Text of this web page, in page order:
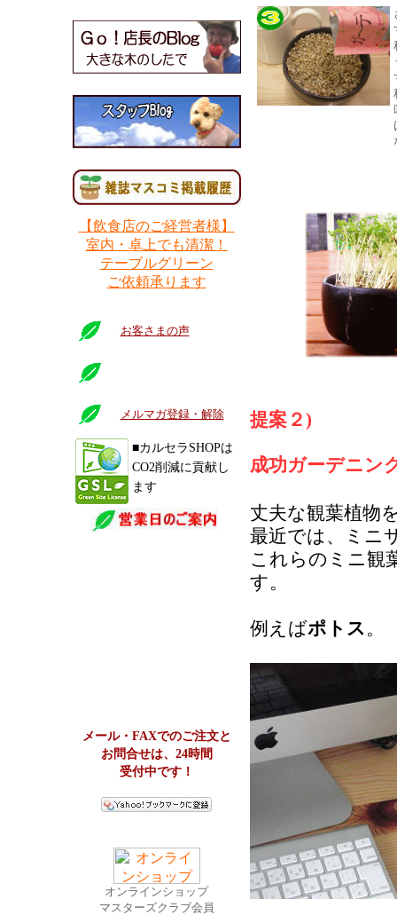
【飲食店のご経営者様】
室内・卓上でも清潔！
テーブルグリーン
ご依頼承ります
お客さまの声
メルマガ登録・解除
■カルセラSHOPは
CO2削減に貢献し
ます
メール・FAXでのご注文と
お問合せは、24時間
受付中です！
オンラインショップ
マスターズクラブ会員
提案２)
成功ガーデニ
丈夫な観葉植物
最近では、ミニ
これらのミニ観
す。
例えばポトス 。